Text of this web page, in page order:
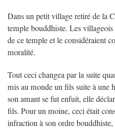
Dans un petit village retiré de la
temple bouddhiste. Les
de ce temple et le considéraient
moralité.
Tout ceci changea par la suite
mis au monde un fils suite à une
son amant se fut enfuit, elle
fils. Pour un moine, ceci était
infraction à son ordre